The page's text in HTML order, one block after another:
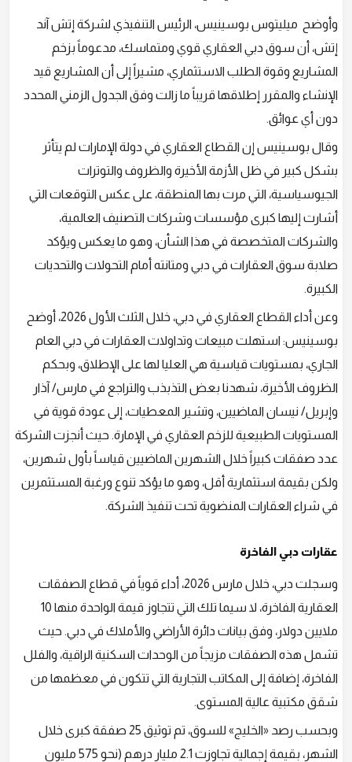
وأوضح ميليتوس بوسينيس، الرئيس التنفيذي لشركة إتش آند
إتش، أن سوق دبي العقاري قوي ومتماسك، مدعوماً بزخم
المشاريع وقوة الطلب الاستثماري، مشيراً إلى أن المشاريع قيد
الإنشاء والمقرر إطلاقها قريباً ما زالت وفق الجدول الزمني المحدد
دون أي عوائق.
وقال بوسينيس إن القطاع العقاري في دولة الإمارات لم يتأثر
بشكل كبير في ظل الأزمة الأخيرة والظروف والتوترات
الجيوسياسية، التي مرت بها المنطقة، على عكس التوقعات التي
أشارت إليها كبرى مؤسسات وشركات التصنيف العالمية،
والشركات المتخصصة في هذا الشأن، وهو ما يعكس ويؤكد
صلابة سوق العقارات في دبي ومتانته أمام التحولات والتحديات
الكبيرة.
وعن أداء القطاع العقاري في دبي، خلال الثلث الأول 2026، أوضح
بوسينيس: استهلت مبيعات وتداولات العقارات في دبي العام
الجاري، بمستويات قياسية هي العليا لها على الإطلاق، وبحكم
الظروف الأخيرة، شهدنا بعض التذبذب والتراجع في مارس/ آذار
وإبريل/ نيسان الماضيين، وتشير المعطيات، إلى عودة قوية في
المستويات الطبيعية للزخم العقاري في الإمارة. حيث أنجزت الشركة
عدد صفقات كبيراً خلال الشهرين الماضيين قياساً بأول شهرين،
ولكن بقيمة استثمارية أقل، وهو ما يؤكد تنوع ورغبة المستثمرين
في شراء العقارات المنضوية تحت تنفيذ الشركة.
عقارات دبي الفاخرة
وسجلت دبي، خلال مارس 2026، أداء قوياً في قطاع الصفقات
العقارية الفاخرة، لا سيما تلك التي تتجاوز قيمة الواحدة منها 10
ملايين دولار، وفق بيانات دائرة الأراضي والأملاك في دبي. حيث
تشمل هذه الصفقات مزيجاً من الوحدات السكنية الراقية، والفلل
الفاخرة، إضافة إلى المكاتب التجارية التي تتكون في معظمها من
شقق مكتبية عالية المستوى.
وبحسب رصد «الخليج» للسوق، تم توثيق 25 صفقة كبرى خلال
الشهر، بقيمة إجمالية تجاوزت 2.1 مليار درهم (نحو 575 مليون